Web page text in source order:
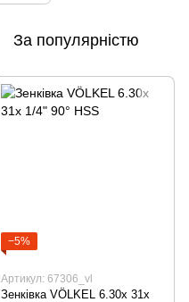
За популярністю
−5%
Артикул: 67306_vl
Зенківка VÖLKEL 6.30x 31x